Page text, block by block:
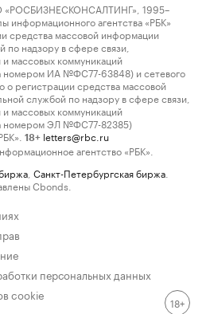
1995–
агентства «РБК»
средства массовой информации
надзору в сфере связи,
массовых коммуникаций
номером ИА №ФС77-63848) и сетевого
о регистрации средства массовой
службой по надзору в сфере связи,
массовых коммуникаций
номером ЭЛ №ФС77-82385)
18+ letters@rbc.ru
агентство «РБК».
Санкт-Петербургская биржа
Cbonds.
персональных данных
cookie
18+